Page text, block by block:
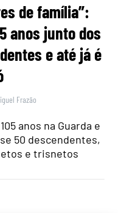
de família”:
anos junto dos
e até já é
Frazão
anos na Guarda e
50 descendentes,
e trisnetos